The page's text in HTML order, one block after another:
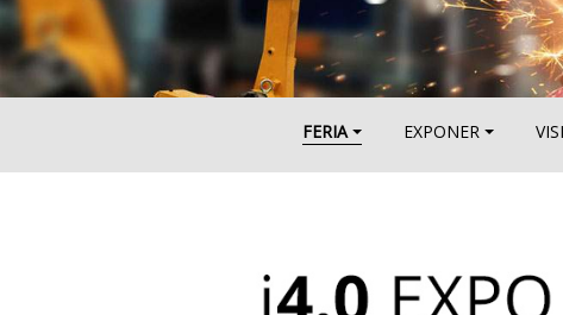
FERIA EXPONER